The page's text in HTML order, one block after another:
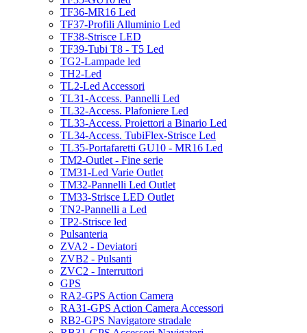
TF36-MR16 Led
TF37-Profili Alluminio Led
TF38-Strisce LED
TF39-Tubi T8 - T5 Led
TG2-Lampade led
TH2-Led
TL2-Led Accessori
TL31-Access. Pannelli Led
TL32-Access. Plafoniere Led
TL33-Access. Proiettori a Binario Led
TL34-Access. TubiFlex-Strisce Led
TL35-Portafaretti GU10 - MR16 Led
TM2-Outlet - Fine serie
TM31-Led Varie Outlet
TM32-Pannelli Led Outlet
TM33-Strisce LED Outlet
TN2-Pannelli a Led
TP2-Strisce led
Pulsanteria
ZVA2 - Deviatori
ZVB2 - Pulsanti
ZVC2 - Interruttori
GPS
RA2-GPS Action Camera
RA31-GPS Action Camera Accessori
RB2-GPS Navigatore stradale